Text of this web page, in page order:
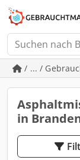
/ ... /
in